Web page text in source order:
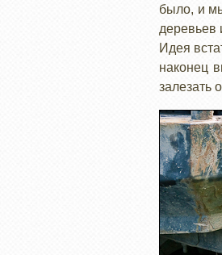
было, и
деревьев
Идея
наконец
залезать